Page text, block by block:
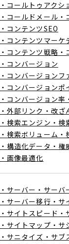
・コールトゥアクシ
・コールドメール
・コンテンツSEO
・コンテンツマーケ
・コンテンツ戦略
・コンバージョン
・コンバージョンフ
・コンバージョンポ
・コンバージョン率
・外部リンク ・改ざ
・検索エンジン ・検
・検索ボリューム
・構造化データ ・権
・画像最適化
・サーバー ・サーバ
・サーバー移行 ・
・サイトスピード
・サイトマップ ・
・サニタイズ ・サ